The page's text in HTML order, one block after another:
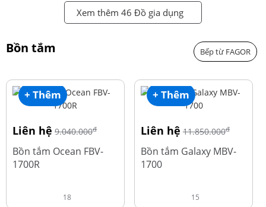
Xem thêm 46 Đồ gia dụng
Bồn tắm Bếp từ FAGOR
+ Thêm
Liên hệ 9.040.000đ
Bồn tắm Ocean FBV-
1700R
18
+ Thêm
Liên hệ 11.850.000đ
Bồn tắm Galaxy MBV-
1700
15